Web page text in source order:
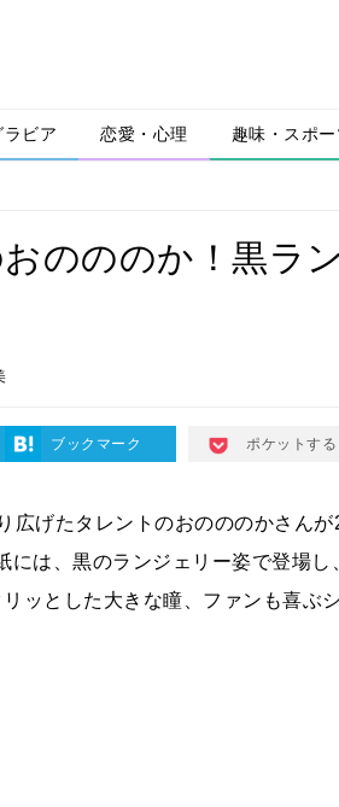
ラビア 恋愛・心理 趣味・スポー
のののか！黒ラン
ブックマーク ポケットする
広げたタレントのおのののかさんが
は、黒のランジェリー姿で登場し
ッとした大きな瞳、ファンも喜ぶ